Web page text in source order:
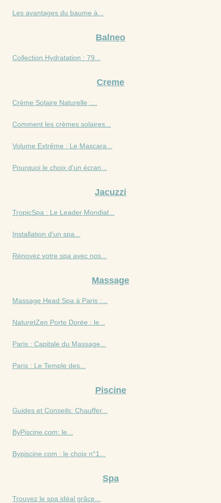
Les avantages du baume à...
Balneo
Collection Hydratation : 79...
Creme
Crème Solaire Naturelle :...
Comment les crèmes solaires...
Volume Extrême : Le Mascara...
Pourquoi le choix d'un écran...
Jacuzzi
TropicSpa : Le Leader Mondial...
Installation d'un spa...
Rénovez votre spa avec nos...
Massage
Massage Head Spa à Paris :...
NaturetZen Porte Dorée : le...
Paris : Capitale du Massage...
Paris : Le Temple des...
Piscine
Guides et Conseils: Chauffer...
ByPiscine.com: le...
Bypiscine.com : le choix n°1...
Spa
Trouvez le spa idéal grâce...